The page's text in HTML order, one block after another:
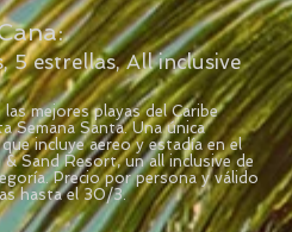
5 estrellas, All inclusive
mejores playas del Caribe
Semana Santa. Una única
incluye aereo y estadía en el
& Sand Resort, un all inclusive de
Precio por persona y válido
hasta el 30/3.